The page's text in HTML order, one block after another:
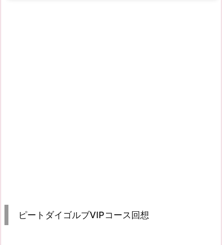
ピートダイゴルブVIPコース回想